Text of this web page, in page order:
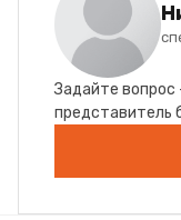
Задайте
представитель